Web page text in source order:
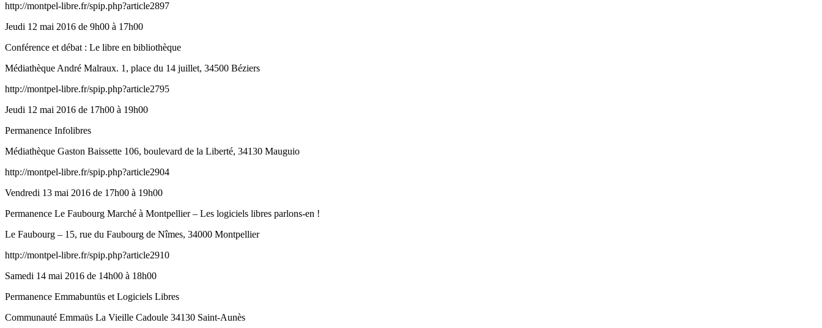
http://montpel-libre.fr/spip.php?article2897
Jeudi 12 mai 2016 de 9h00 à 17h00
Conférence et débat : Le libre en bibliothèque
Médiathèque André Malraux. 1, place du 14 juillet, 34500 Béziers
http://montpel-libre.fr/spip.php?article2795
Jeudi 12 mai 2016 de 17h00 à 19h00
Permanence Infolibres
Médiathèque Gaston Baissette 106, boulevard de la Liberté, 34130 Mauguio
http://montpel-libre.fr/spip.php?article2904
Vendredi 13 mai 2016 de 17h00 à 19h00
Permanence Le Faubourg Marché à Montpellier – Les logiciels libres parlons-en !
Le Faubourg – 15, rue du Faubourg de Nîmes, 34000 Montpellier
http://montpel-libre.fr/spip.php?article2910
Samedi 14 mai 2016 de 14h00 à 18h00
Permanence Emmabuntüs et Logiciels Libres
Communauté Emmaüs La Vieille Cadoule 34130 Saint-Aunès